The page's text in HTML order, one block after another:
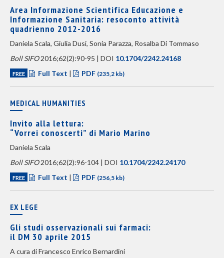
Area Informazione Scientifica Educazione e
Informazione Sanitaria: resoconto attività
quadrienno 2012-2016
Daniela Scala, Giulia Dusi, Sonia Parazza, Rosalba Di Tommaso
Boll SIFO2016;62(2):90-95 | DOI 10.1704/2242.24168
FREE Full Text | PDF (235,2 kb)
MEDICAL HUMANITIES
Invito alla lettura:
“Vorrei conoscerti” di Mario Marino
Daniela Scala
Boll SIFO2016;62(2):96-104 | DOI 10.1704/2242.24170
FREE Full Text | PDF (256,5 kb)
EX LEGE
Gli studi osservazionali sui farmaci:
il DM 30 aprile 2015
A cura di Francesco Enrico Bernardini